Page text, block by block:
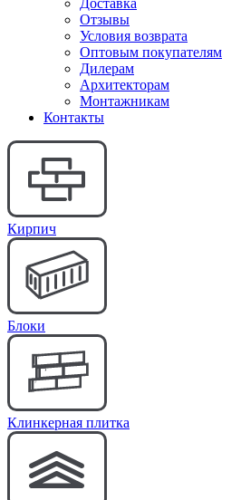
Доставка
Отзывы
Условия возврата
Оптовым покупателям
Дилерам
Архитекторам
Монтажникам
Контакты
Кирпич
Блоки
Клинкерная плитка